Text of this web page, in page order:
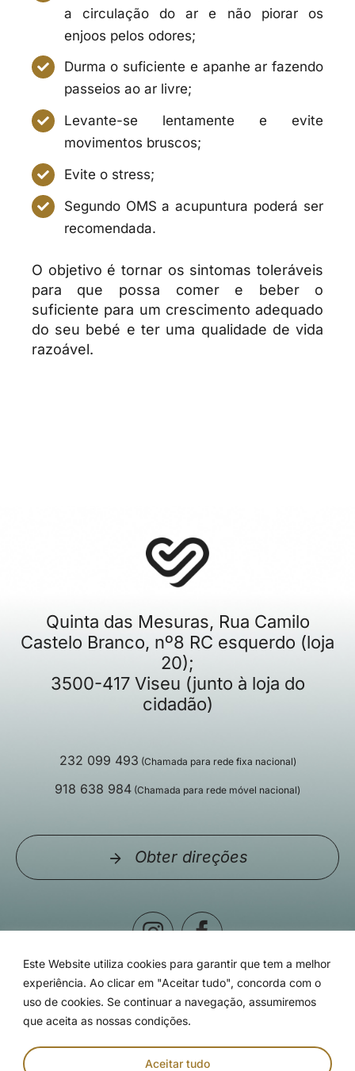
Este Website utiliza cookies para garantir que tem a melhor
experiência. Ao clicar em "Aceitar tudo", concorda com o
uso de cookies. Se continuar a navegação, assumiremos
que aceita as nossas condições.
Aceitar tudo
a circulação do ar e não piorar os
enjoos pelos odores;
Durma o suficiente e apanhe ar fazendo
passeios ao ar livre;
Levante-se lentamente e evite
movimentos bruscos;
Evite o stress;
Segundo OMS a acupuntura poderá ser
recomendada.
O objetivo é tornar os sintomas toleráveis
para que possa comer e beber o
suficiente para um crescimento adequado
do seu bebé e ter uma qualidade de vida
razoável.
Quinta das Mesuras, Rua Camilo
Castelo Branco, nº8 RC esquerdo (loja
20);
3500-417 Viseu (junto à loja do
cidadão)
232 099 493 (Chamada para rede fixa nacional)
918 638 984 (Chamada para rede móvel nacional)
Obter direções
© Clínica Particular de Viseu - 2026 | Todos os direitos
reservados | Desenvolvido por